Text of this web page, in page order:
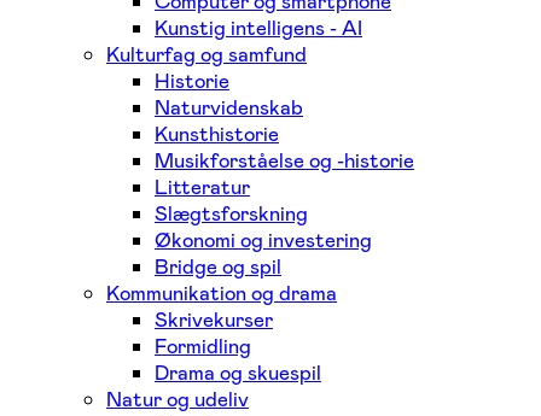
Kunstig intelligens - AI
Kulturfag og samfund
Historie
Naturvidenskab
Kunsthistorie
Musikforståelse og -historie
Litteratur
Slægtsforskning
Økonomi og investering
Bridge og spil
Kommunikation og drama
Skrivekurser
Formidling
Drama og skuespil
Natur og udeliv